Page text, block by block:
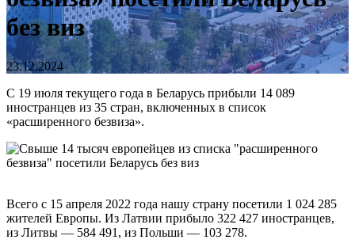
без виз
23.12.2024
С 19 июля текущего года в Беларусь прибыли 14 089
иностранцев из 35 стран, включенных в список
«расширенного безвиза».
Всего с 15 апреля 2022 года нашу страну посетили 1 024 285
жителей Европы. Из Латвии прибыло 322 427 иностранцев,
из Литвы — 584 491, из Польши — 103 278.